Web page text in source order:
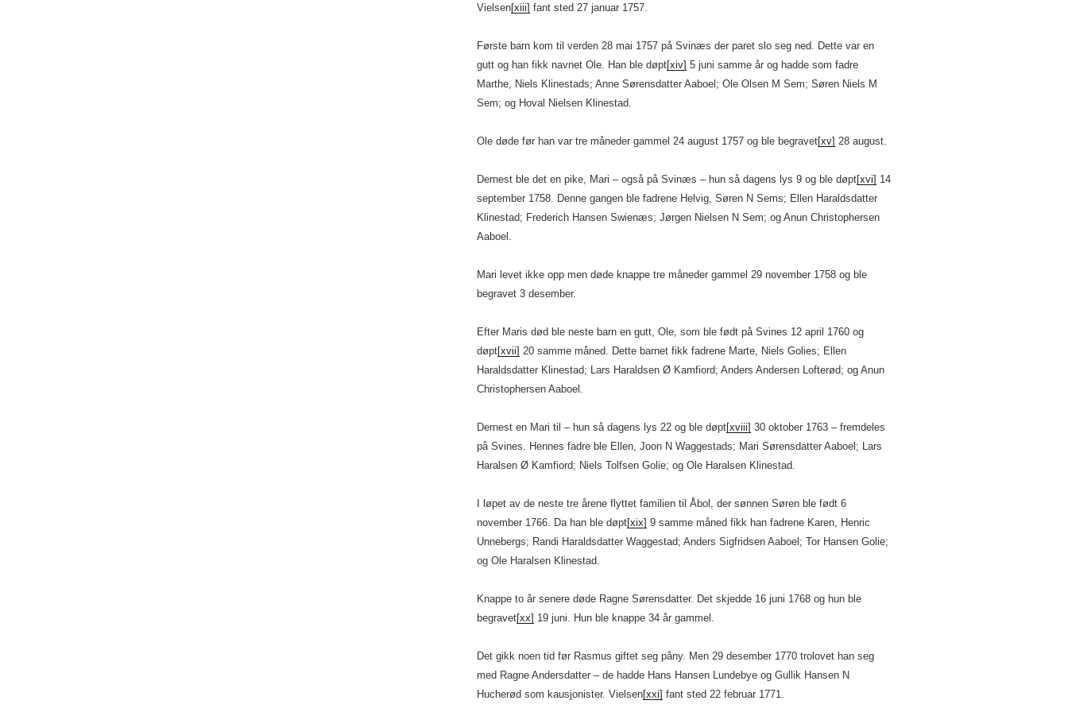
Vielsen[xiii] fant sted 27 januar 1757.
Første barn kom til verden 28 mai 1757 på Svinæs der paret slo seg ned. Dette var en
gutt og han fikk navnet Ole. Han ble døpt[xiv] 5 juni samme år og hadde som fadre
Marthe, Niels Klinestads; Anne Sørensdatter Aaboel; Ole Olsen M Sem; Søren Niels M
Sem; og Hoval Nielsen Klinestad.
Ole døde før han var tre måneder gammel 24 august 1757 og ble begravet[xv] 28 august.
Dernest ble det en pike, Mari – også på Svinæs – hun så dagens lys 9 og ble døpt[xvi] 14
september 1758. Denne gangen ble fadrene Helvig, Søren N Sems; Ellen Haraldsdatter
Klinestad; Frederich Hansen Swienæs; Jørgen Nielsen N Sem; og Anun Christophersen
Aaboel.
Mari levet ikke opp men døde knappe tre måneder gammel 29 november 1758 og ble
begravet 3 desember.
Efter Maris død ble neste barn en gutt, Ole, som ble født på Svines 12 april 1760 og
døpt[xvii] 20 samme måned. Dette barnet fikk fadrene Marte, Niels Golies; Ellen
Haraldsdatter Klinestad; Lars Haraldsen Ø Kamfiord; Anders Andersen Lofterød; og Anun
Christophersen Aaboel.
Dernest en Mari til – hun så dagens lys 22 og ble døpt[xviii] 30 oktober 1763 – fremdeles
på Svines. Hennes fadre ble Ellen, Joon N Waggestads; Mari Sørensdatter Aaboel; Lars
Haralsen Ø Kamfiord; Niels Tolfsen Golie; og Ole Haralsen Klinestad.
I løpet av de neste tre årene flyttet familien til Åbol, der sønnen Søren ble født 6
november 1766. Da han ble døpt[xix] 9 samme måned fikk han fadrene Karen, Henric
Unnebergs; Randi Haraldsdatter Waggestad; Anders Sigfridsen Aaboel; Tor Hansen Golie;
og Ole Haralsen Klinestad.
Knappe to år senere døde Ragne Sørensdatter. Det skjedde 16 juni 1768 og hun ble
begravet[xx] 19 juni. Hun ble knappe 34 år gammel.
Det gikk noen tid før Rasmus giftet seg påny. Men 29 desember 1770 trolovet han seg
med Ragne Andersdatter – de hadde Hans Hansen Lundebye og Gullik Hansen N
Hucherød som kausjonister. Vielsen[xxi] fant sted 22 februar 1771.